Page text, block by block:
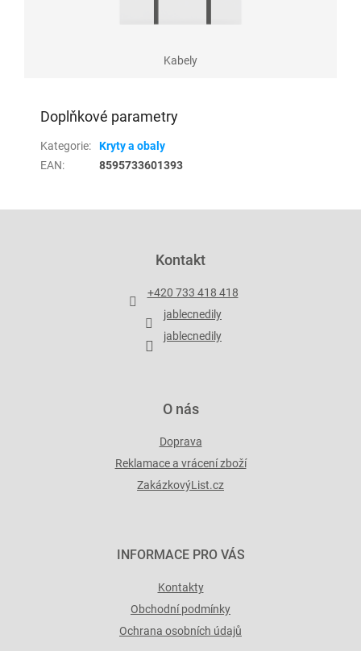
Kabely
Doplňkové parametry
Kategorie:
Kryty a obaly
EAN: 8595733601393
Kontakt
+420 733 418 418
jablecnedily
jablecnedily
O nás
Doprava
Reklamace a vrácení zboží
ZakázkovýList.cz
INFORMACE PRO VÁS
Kontakty
Obchodní podmínky
Ochrana osobních údajů